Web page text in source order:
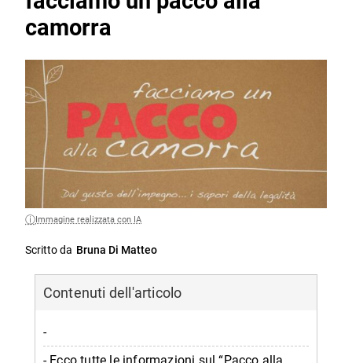
camorra
Immagine realizzata con IA
Scritto da Bruna Di Matteo
Contenuti dell'articolo
-